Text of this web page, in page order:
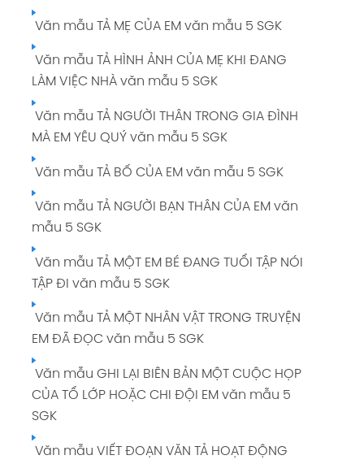
Văn mẫu TẢ MẸ CỦA EM văn mẫu 5 SGK
Văn mẫu TẢ HÌNH ẢNH CỦA MẸ KHI ĐANG
LÀM VIỆC NHÀ văn mẫu 5 SGK
Văn mẫu TẢ NGƯỜI THÂN TRONG GIA ĐÌNH
MÀ EM YÊU QUÝ văn mẫu 5 SGK
Văn mẫu TẢ BỐ CỦA EM văn mẫu 5 SGK
Văn mẫu TẢ NGƯỜI BẠN THÂN CỦA EM văn
mẫu 5 SGK
Văn mẫu TẢ MỘT EM BÉ ĐANG TUỔI TẬP NÓI
TẬP ĐI văn mẫu 5 SGK
Văn mẫu TẢ MỘT NHÂN VẬT TRONG TRUYỆN
EM ĐÃ ĐỌC văn mẫu 5 SGK
Văn mẫu GHI LẠI BIÊN BẢN MỘT CUỘC HỌP
CỦA TỔ LỚP HOẶC CHI ĐỘI EM văn mẫu 5
SGK
Văn mẫu VIẾT ĐOẠN VĂN TẢ HOẠT ĐỘNG